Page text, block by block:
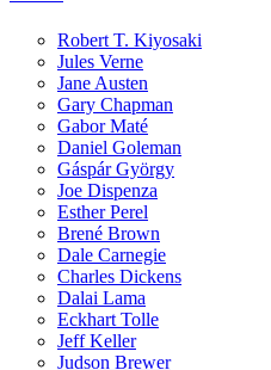
Robert T. Kiyosaki
Jules Verne
Jane Austen
Gary Chapman
Gabor Maté
Daniel Goleman
Gáspár György
Joe Dispenza
Esther Perel
Brené Brown
Dale Carnegie
Charles Dickens
Dalai Lama
Eckhart Tolle
Jeff Keller
Judson Brewer